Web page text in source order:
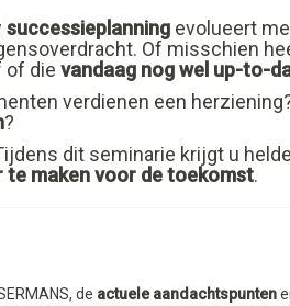
successieplanning evolueert
Of misschien
of die vandaag nog wel up-to-
verdienen een
?
dit seminarie krijgt u
te maken voor de toekomst.
de actuele aandachtspunten